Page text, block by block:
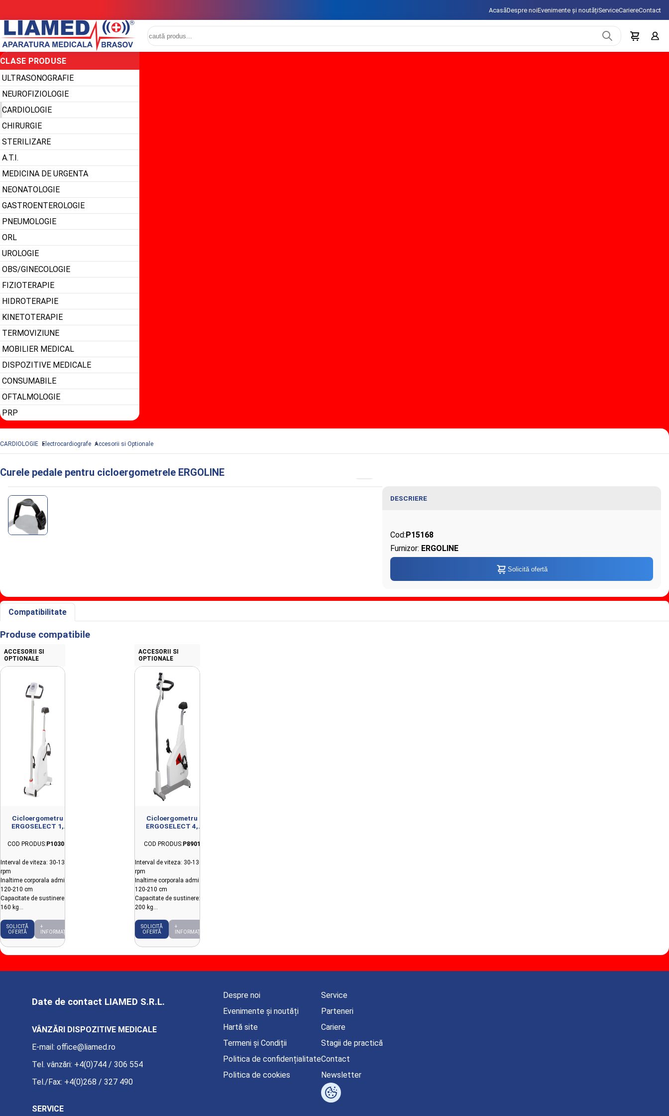
AcasăDespre noiEvenimente și noutățiServiceCariereContact
CLASE PRODUSE
ULTRASONOGRAFIE
NEUROFIZIOLOGIE
CARDIOLOGIE
CHIRURGIE
STERILIZARE
A.T.I.
MEDICINA DE URGENTA
NEONATOLOGIE
GASTROENTEROLOGIE
PNEUMOLOGIE
ORL
UROLOGIE
OBS/GINECOLOGIE
FIZIOTERAPIE
HIDROTERAPIE
KINETOTERAPIE
TERMOVIZIUNE
MOBILIER MEDICAL
DISPOZITIVE MEDICALE
CONSUMABILE
OFTALMOLOGIE
PRP
CARDIOLOGIE Electrocardiografe Accesorii si Optionale
Curele pedale pentru cicloergometrele ERGOLINE
DESCRIERE
Cod: P15168
Furnizor: ERGOLINE
Solicită ofertă
Informaţii despre Curele pedale pentru cicloergometrele ERGOLINE
Compatibilitate
Produse compatibile
ACCESORII SI
OPTIONALE
Cicloergometru
ERGOSELECT 1,
COD PRODUS: P10306
Interval de viteza: 30-130
rpm
Inaltime corporala admisa:
120-210 cm
Capacitate de sustinere:
160 kg
sistemele de testare la
efort
SOLICITĂ
OFERTĂ
+
INFORMAȚII
ACCESORII SI
OPTIONALE
Cicloergometru
ERGOSELECT 4,
COD PRODUS: P8901
Interval de viteza: 30-130
rpm
Inaltime corporala admisa:
120-210 cm
Capacitate de sustinere:
200 kg
SOLICITĂ
OFERTĂ
+
INFORMAȚII
Date de contact LIAMED S.R.L.
VÂNZĂRI DISPOZITIVE MEDICALE
E-mail: office@liamed.ro
Tel. vânzări: +4(0)744 / 306 554
Tel./Fax: +4(0)268 / 327 490
SERVICE
Despre noi
Evenimente și noutăți
Hartă site
Termeni și Condiții
Politica de confidențialitate
Politica de cookies
Service
Parteneri
Cariere
Stagii de practică
Contact
Newsletter